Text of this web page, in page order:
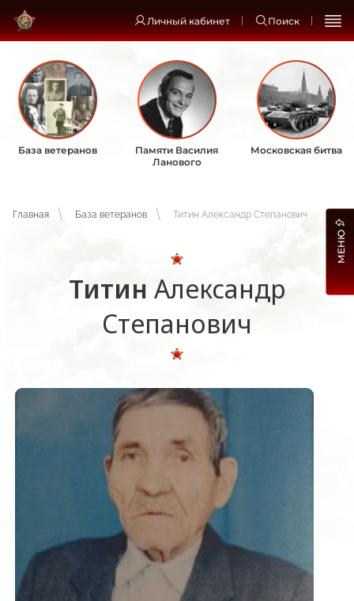
Личный кабинет Поиск
База ветеранов
Памяти Василия
Ланового
Московская битва
Главная База ветеранов Титин Александр Степанович
Титин Александр
Степанович
МЕНЮ